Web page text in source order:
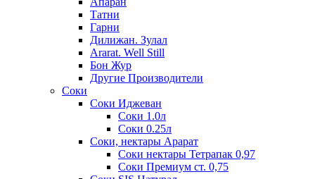
Татни
Гарни
Дилижан. Зулал
Ararat. Well Still
Бон Жур
Другие Производители
Соки
Соки Иджеван
Соки 1.0л
Соки 0.25л
Соки, нектары Арарат
Соки нектары Тетрапак 0,97
Соки Премиум ст. 0,75